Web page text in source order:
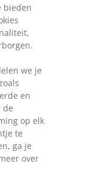
we je
Google,
via
Door op
alle drie
en